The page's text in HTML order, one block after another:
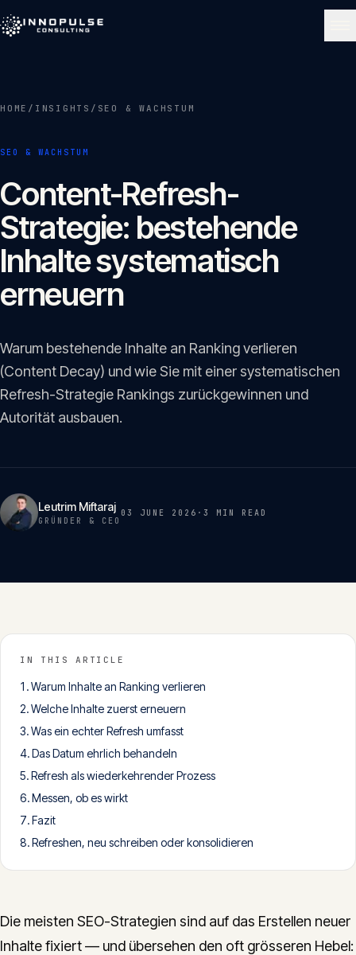
Über uns 02
Leistungen 03
Portfolio
Insights 05
Glossar
Kontakt
CONTACT
HOME / INSIGHTS / SEO & WACHSTUM
SEO & WACHSTUM
Content-Refresh-
Strategie: bestehende
Inhalte systematisch
erneuern
Warum bestehende Inhalte an Ranking verlieren
(Content Decay) und wie Sie mit einer systematischen
Refresh-Strategie Rankings zurückgewinnen und
Autorität ausbauen.
Leutrim Miftaraj
GRÜNDER & CEO
03 JUNE 2026 · 3 MIN READ
IN THIS ARTICLE
Warum Inhalte an Ranking verlieren
Welche Inhalte zuerst erneuern
Was ein echter Refresh umfasst
Das Datum ehrlich behandeln
Refresh als wiederkehrender Prozess
Messen, ob es wirkt
Fazit
Refreshen, neu schreiben oder konsolidieren
Die meisten SEO-Strategien sind auf das Erstellen neuer
Inhalte fixiert — und übersehen den oft grösseren Hebel: